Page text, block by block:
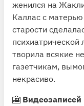
женился на
Каллас с матерью
старости
творила всякие
газетчикам,
некрасиво.
🎦